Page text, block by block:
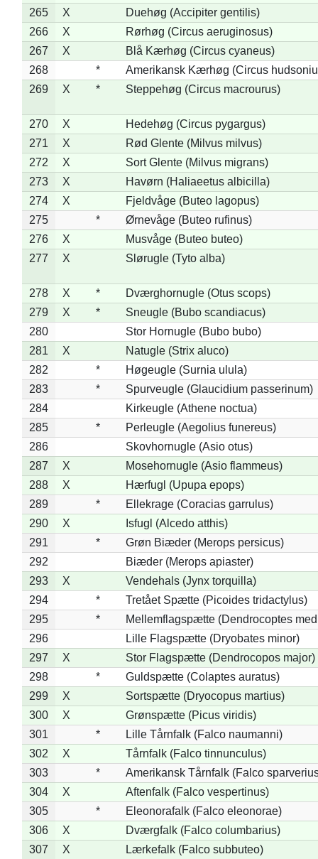
265
X
Duehøg (Accipiter gentilis)
266
X
Rørhøg (Circus aeruginosus)
267
X
Blå Kærhøg (Circus cyaneus)
268
*
Amerikansk Kærhøg (Circus
269
X * Steppehøg (Circus macrourus)
270 X
Hedehøg (Circus pygargus)
271
X
Rød Glente (Milvus milvus)
272
X
Sort Glente (Milvus migrans)
273
X
Havørn (Haliaeetus albicilla)
274
X
Fjeldvåge (Buteo lagopus)
275
*
Ørnevåge (Buteo rufinus)
276
X
Musvåge (Buteo buteo)
277
X Slørugle (Tyto alba)
278 X *
Dværghornugle (Otus scops)
279
X *
Sneugle (Bubo scandiacus)
280
Stor Hornugle (Bubo bubo)
281
X
Natugle (Strix aluco)
282
*
Høgeugle (Surnia ulula)
283
*
Spurveugle (Glaucidium passerinum)
284
Kirkeugle (Athene noctua)
285
*
Perleugle (Aegolius funereus)
286
Skovhornugle (Asio otus)
287
X
Mosehornugle (Asio flammeus)
288
X
Hærfugl (Upupa epops)
289
*
Ellekrage (Coracias garrulus)
290
X
Isfugl (Alcedo atthis)
291
*
Grøn Biæder (Merops persicus)
292
Biæder (Merops apiaster)
293
X
Vendehals (Jynx torquilla)
294
*
Tretået Spætte (Picoides tridactylus)
295
*
Mellemflagspætte (Dendrocoptes
296
Lille Flagspætte (Dryobates minor)
297
X
Stor Flagspætte (Dendrocopos major)
298
*
Guldspætte (Colaptes auratus)
299
X
Sortspætte (Dryocopus martius)
300
X
Grønspætte (Picus viridis)
301
*
Lille Tårnfalk (Falco naumanni)
302
X
Tårnfalk (Falco tinnunculus)
303
*
Amerikansk Tårnfalk (Falco
304
X
Aftenfalk (Falco vespertinus)
305
*
Eleonorafalk (Falco eleonorae)
306
X
Dværgfalk (Falco columbarius)
307
X
Lærkefalk (Falco subbuteo)